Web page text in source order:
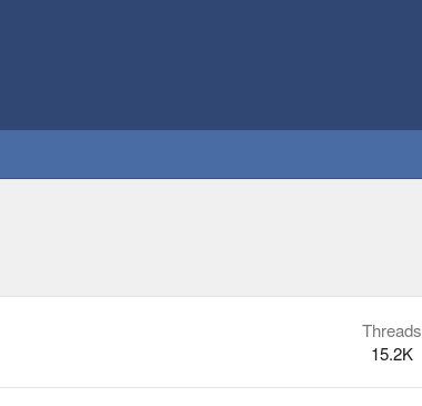
Threads
15.2K